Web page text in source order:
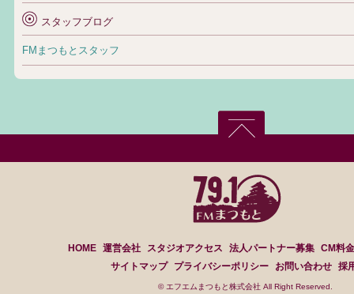
スタッフブログ
FMまつもとスタッフ
HOME 運営会社 スタジオアクセス 法人パートナー募集 CM料
サイトマップ
プライバシーポリシー お問い合わせ 採
© エフエムまつもと株式会社 All Right Reserved.